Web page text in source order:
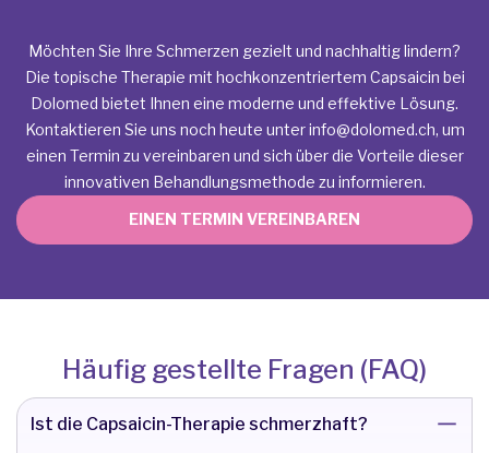
Möchten Sie Ihre Schmerzen gezielt und nachhaltig lindern?
Die topische Therapie mit hochkonzentriertem Capsaicin bei
Dolomed bietet Ihnen eine moderne und effektive Lösung.
Kontaktieren Sie uns noch heute unterinfo@dolomed.ch, um
einen Termin zu vereinbaren und sich über die Vorteile dieser
innovativen Behandlungsmethode zu informieren.
EINEN TERMIN VEREINBAREN
Häufig gestellte Fragen (FAQ)
Ist die Capsaicin-Therapie schmerzhaft?